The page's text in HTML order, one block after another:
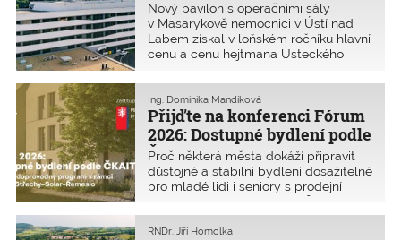
Nový pavilon s operačními sály
v Masarykově nemocnici v Ústí nad
Labem získal v loňském ročníku hlavní
cenu a cenu hejtmana Ústeckého
Přijďte na konferenci Fórum
2026: Dostupné bydlení podle
ČKAIT
Ing. Dominika Mandíková
Proč některá města dokáží připravit
důstojné a stabilní bydlení dosažitelné
pro mladé lidi i seniory s prodejní
to jinde nedaří opakovat? Jak
pracovat s cenovými ukazateli? To a
RNDr. Jiří Homolka